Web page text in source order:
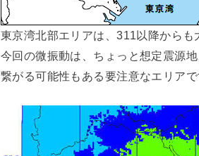
東京湾北部エリアは、311以降からも
今回の微振動は、ちょっと想定震源
繋がる可能性もある要注意なエリアで